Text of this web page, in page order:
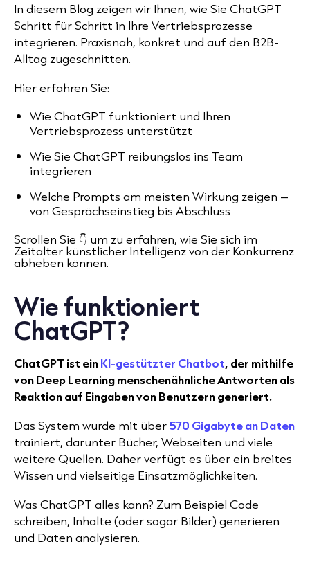
In diesem Blog zeigen wir Ihnen, wie Sie ChatGPT
Schritt für Schritt in Ihre Vertriebsprozesse
integrieren. Praxisnah, konkret und auf den B2B-
Alltag zugeschnitten.
Hier erfahren Sie:
Wie ChatGPT funktioniert und Ihren
Vertriebsprozess unterstützt
Wie Sie ChatGPT reibungslos ins Team
integrieren
Welche Prompts am meisten Wirkung zeigen –
von Gesprächseinstieg bis Abschluss
Scrollen Sie 👇 um zu erfahren, wie Sie sich im
Zeitalter künstlicher Intelligenz von der Konkurrenz
abheben können.
Wie funktioniert
ChatGPT?
ChatGPT ist einKI-gestützter Chatbot, der mithilfe
von Deep Learning menschenähnliche Antworten als
Reaktion auf Eingaben von Benutzern generiert.
Das System wurde mit über 570 Gigabyte an Daten
trainiert, darunter Bücher, Webseiten und viele
weitere Quellen. Daher verfügt es über ein breites
Wissen und vielseitige Einsatzmöglichkeiten.
Was ChatGPT alles kann? Zum Beispiel Code
schreiben, Inhalte (oder sogar Bilder) generieren
und Daten analysieren.